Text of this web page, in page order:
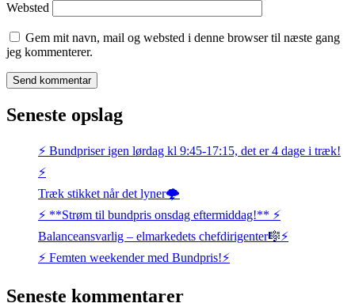
Websted
Gem mit navn, mail og websted i denne browser til næste gang
jeg kommenterer.
Seneste opslag
⚡️ Bundpriser igen lørdag kl 9:45-17:15, det er 4 dage i træk!
⚡️
Træk stikket når det lyner🌩️
⚡️ **Strøm til bundpris onsdag eftermiddag!** ⚡️
Balanceansvarlig – elmarkedets chefdirigenter🎼⚡
⚡️ Femten weekender med Bundpris!⚡️
Seneste kommentarer